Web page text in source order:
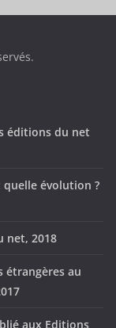
éditions du net
quelle évolution ?
net, 2018
étrangères au
aux Editions